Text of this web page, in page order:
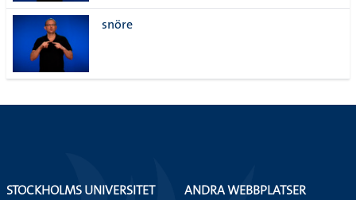
snöre
STOCKHOLMS UNIVERSITET
ANDRA WEBBPLATSER